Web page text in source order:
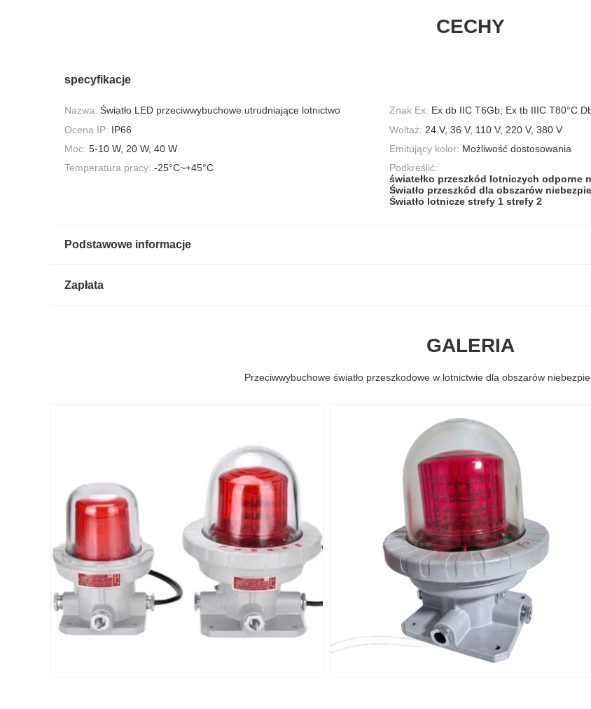
CECHY
specyfikacje
Nazwa: Światło LED przeciwwybuchowe utrudniające lotnictwo Znak Ex: Ex db IIC T6Gb; Ex tb IIIC T80°C
Ocena IP: IP66 Woltaż: 24 V, 36 V, 110 V, 220 V, 380 V
Moc: 5-10 W, 20 W, 40 W Emitujący kolor: Możliwość dostosowania
Temperatura pracy: -25°C~+45°C
Podkreślić:
światełko przeszkód lotniczych odporne
Światło przeszkód dla obszarów
Światło lotnicze strefy 1 strefy 2
Podstawowe informacje
Zapłata
GALERIA
Przeciwwybuchowe światło przeszkodowe w lotnictwie dla obszarów